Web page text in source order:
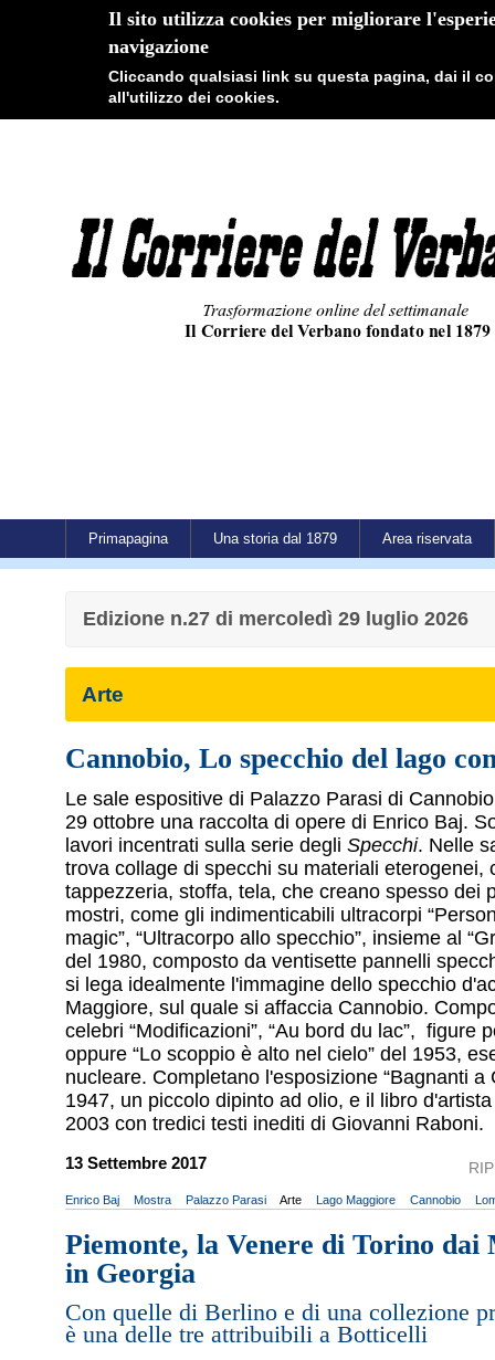
Il sito utilizza cookies per migliorare
navigazione
Cliccando qualsiasi link su questa pagina, dai il
all'utilizzo dei cookies.
Primapagina Una storia dal 1879 Area riservata
Edizione n.27 di mercoledì 29 luglio 2026
Arte
Cannobio, Lo specchio del lago
Le sale espositive di Palazzo Parasi di
29 ottobre una raccolta di opere di Enrico Baj.
lavori incentrati sulla serie degli Specchi. Nelle
trova collage di specchi su materiali eterogenei,
tappezzeria, stoffa, tela, che creano spesso dei
mostri, come gli indimenticabili ultracorpi
magic”, “Ultracorpo allo specchio”, insieme al
del 1980, composto da ventisette pannelli
si lega idealmente l'immagine dello specchio
Maggiore, sul quale si affaccia Cannobio.
celebri “Modificazioni”, “Au bord du lac”, figure
oppure “Lo scoppio è alto nel cielo” del 1953,
nucleare. Completano l'esposizione “Bagnanti a
1947, un piccolo dipinto ad olio, e il libro d'artista
2003 con tredici testi inediti di Giovanni Raboni.
13 Settembre 2017
Enrico Baj Mostra Palazzo Parasi Arte Lago Maggiore Cannobio
Piemonte, la Venere di Torino dai
in Georgia
Con quelle di Berlino e di una collezione
è una delle tre attribuibili a Botticelli